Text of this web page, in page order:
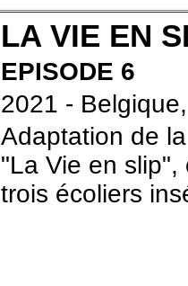
LA VIE EN
EPISODE 6
2021 -
Adaptation de
"La Vie en
trois écoliers